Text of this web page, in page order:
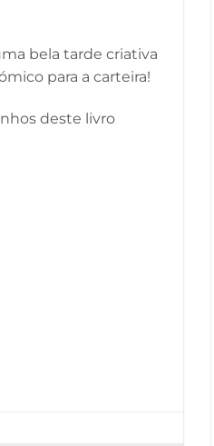
bela tarde criativa
para a carteira!
deste livro